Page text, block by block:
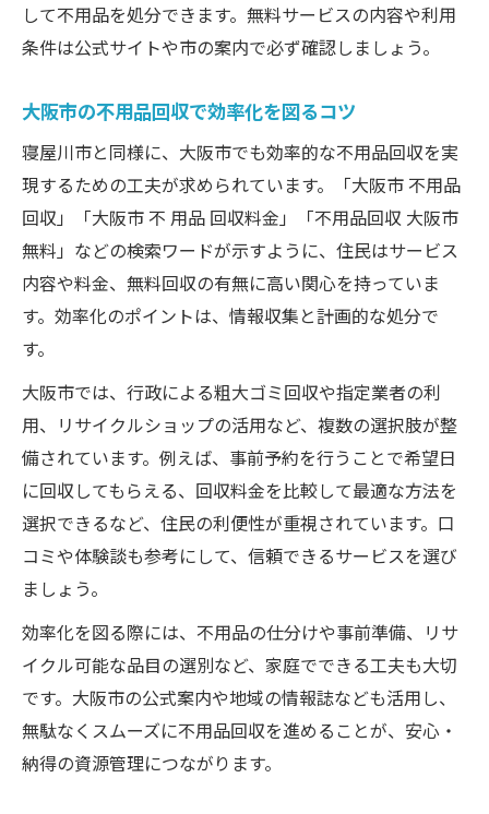
して不用品を処分できます。無料サービスの内容や利用
条件は公式サイトや市の案内で必ず確認しましょう。
大阪市の不用品回収で効率化を図るコツ
寝屋川市と同様に、大阪市でも効率的な不用品回収を実
現するための工夫が求められています。「大阪市 不用品
回収」「大阪市 不 用品 回収料金」「不用品回収 大阪市
無料」などの検索ワードが示すように、住民はサービス
内容や料金、無料回収の有無に高い関心を持っていま
す。効率化のポイントは、情報収集と計画的な処分で
す。
大阪市では、行政による粗大ゴミ回収や指定業者の利
用、リサイクルショップの活用など、複数の選択肢が整
備されています。例えば、事前予約を行うことで希望日
に回収してもらえる、回収料金を比較して最適な方法を
選択できるなど、住民の利便性が重視されています。口
コミや体験談も参考にして、信頼できるサービスを選び
ましょう。
効率化を図る際には、不用品の仕分けや事前準備、リサ
イクル可能な品目の選別など、家庭でできる工夫も大切
です。大阪市の公式案内や地域の情報誌なども活用し、
無駄なくスムーズに不用品回収を進めることが、安心・
納得の資源管理につながります。